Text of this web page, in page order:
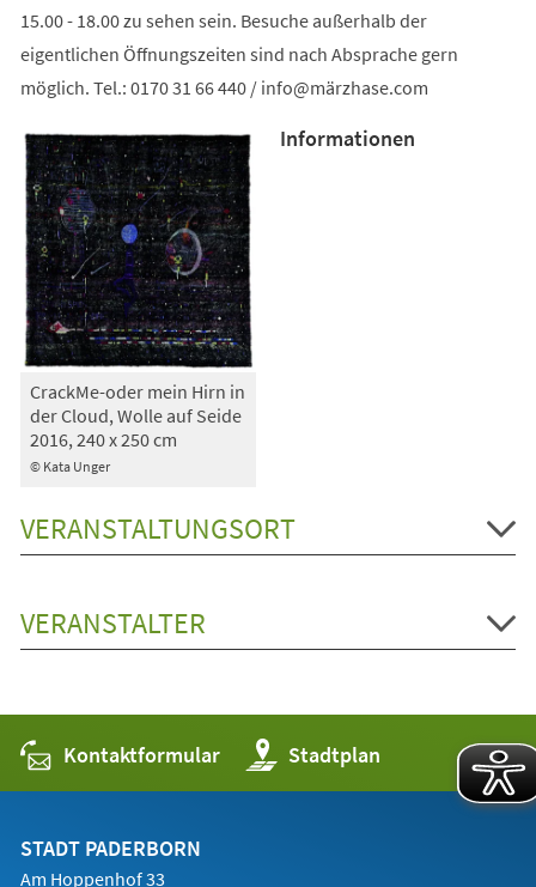
15.00 - 18.00 zu sehen sein. Besuche außerhalb der
eigentlichen Öffnungszeiten sind nach Absprache gern
möglich. Tel.: 0170 31 66 440 / info märzhase com
© Kata Unger
CrackMe-oder mein Hirn in
der Cloud, Wolle auf Seide
2016, 240 x 250 cm
Informationen
VERANSTALTUNGSORT
VERANSTALTER
Kontaktformular Stadtplan
(Öffnet
in
einem
STADT PADERBORN
Am Hoppenhof 33